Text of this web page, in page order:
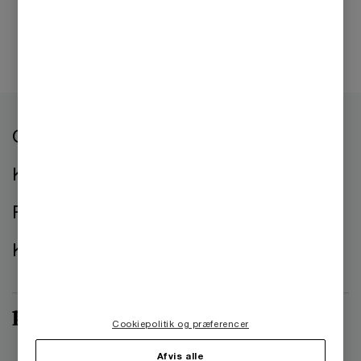
Om os
Kontorer
Presse
Kontakt os
Afvis alle
Cookiepolitik og præferencer